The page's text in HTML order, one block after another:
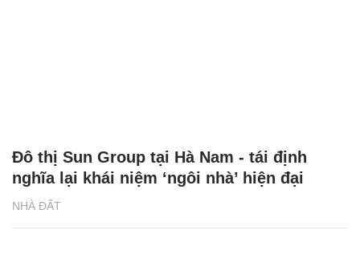
NHÀ ĐẤT
Đô thị Sun Group tại Hà Nam - tái định
nghĩa lại khái niệm ‘ngôi nhà’ hiện đại